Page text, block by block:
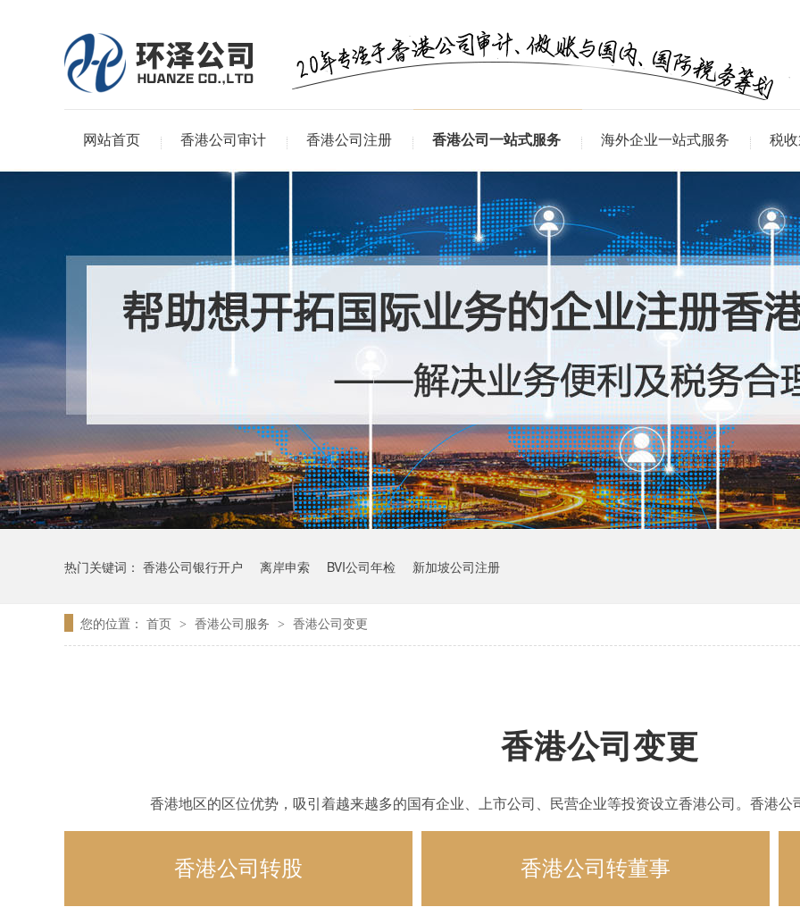
网站首页 香港公司审计 香港公司注册 香港公司一站式服务 海外企业一站式服务 税
热门关键词： 香港公司银行开户 离岸申索 BVI公司年检 新加坡公司注册
您的位置： 首页 > 香港公司服务 > 香港公司变更
香港公司变更
香港地区的区位优势，吸引着越来越多的国有企业、上市公司、民营企业等投资设立香港公司。香港
香港公司转股 香港公司转董事